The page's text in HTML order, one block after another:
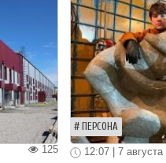
125
ПЕРСОНА
12:07 | 7 августа